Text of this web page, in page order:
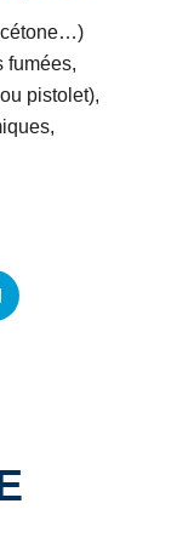
fumées,
pistolet),